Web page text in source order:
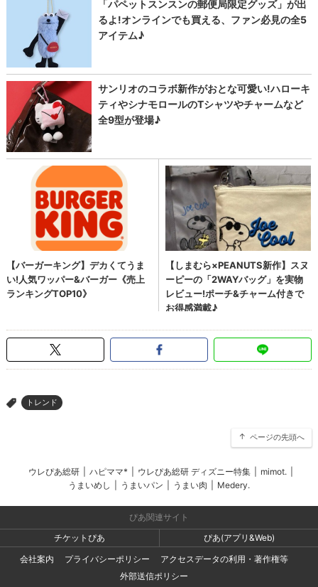
> トレンド
ページの先頭へ
ウレぴあ総研 ハピママ* ウレぴあ総研 ディズニー特集 mimot.
うまいめし
うまいパン うまい肉 Medery.
ぴあ関連サイト
チケットぴあ
ぴあ(アプリ&Web)
会社案内
プライバシーポリシー
アクセスデータの利用・著作権等
外部送信ポリシー